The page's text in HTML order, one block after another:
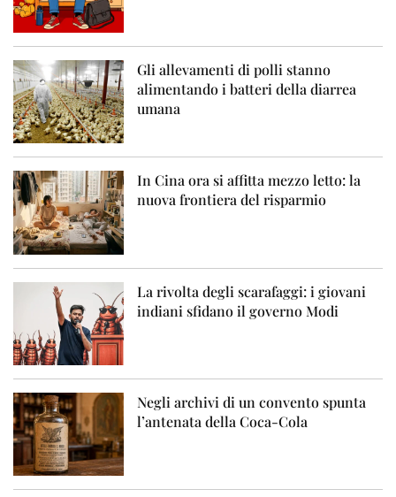
Gli allevamenti di polli stanno
alimentando i batteri della diarrea
umana
In Cina ora si affitta mezzo letto: la
nuova frontiera del risparmio
La rivolta degli scarafaggi: i giovani
indiani sfidano il governo Modi
Negli archivi di un convento spunta
l’antenata della Coca-Cola